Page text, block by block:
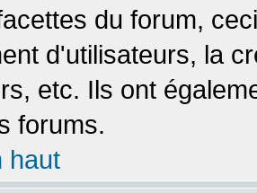
du forum,
d'utilisateurs, la
etc. Ils ont
forums.
haut